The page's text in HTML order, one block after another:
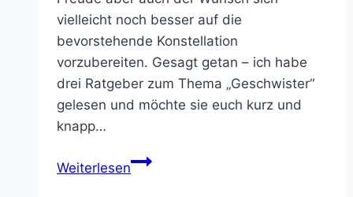
vielleicht noch besser auf die
bevorstehende Konstellation
vorzubereiten. Gesagt getan – ich habe
drei Ratgeber zum Thema „Geschwister“
gelesen und möchte sie euch kurz und
knapp…
WeiterlesenErziehungsratgeber